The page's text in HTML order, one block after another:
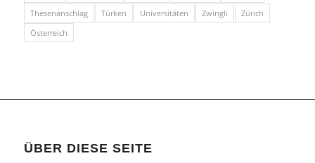
Thesenanschlag
Türken Universitäten Zwingli
Zürich
Österreich
ÜBER DIESE SEITE